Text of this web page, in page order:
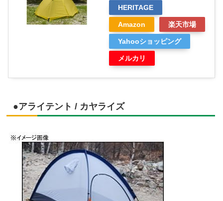
HERITAGE
Amazon 楽天市場
Yahooショッピング
メルカリ
●アライテント / カヤライズ